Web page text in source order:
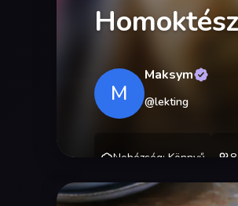
M
Maksym
@lekting
Nehézség: Könnyű 8